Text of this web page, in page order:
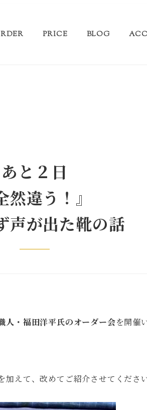
PRICE BLOG
あと２日
然違う ！』
声が出た靴の話
人・福田洋平氏のオーダー会を開催
加えて、改めてご紹介させてください